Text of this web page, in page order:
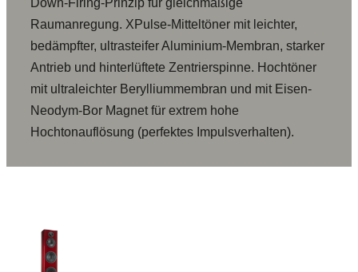
Down-Firing-Prinzip für gleichmäßige
Raumanregung. XPulse-Mitteltöner mit leichter,
bedämpfter, ultrasteifer Aluminium-Membran, starker
Antrieb und hinterlüftete Zentrierspinne. Hochtöner
mit ultraleichter Berylliummembran und mit Eisen-
Neodym-Bor Magnet für extrem hohe
Hochtonauflösung (perfektes Impulsverhalten).